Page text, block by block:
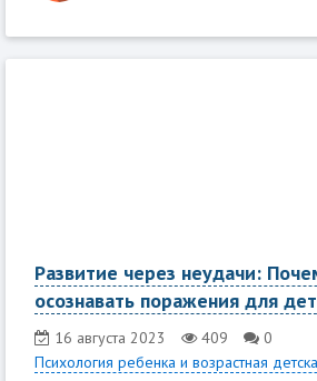
Развитие через неудачи:
осознавать поражения для
16 августа 2023 409
0
Психология ребенка и возрастная